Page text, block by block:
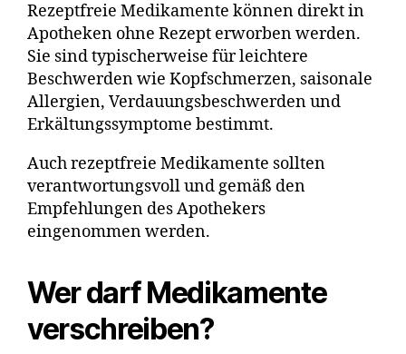
Rezeptfreie Medikamente können direkt in
Apotheken ohne Rezept erworben werden.
Sie sind typischerweise für leichtere
Beschwerden wie Kopfschmerzen, saisonale
Allergien, Verdauungsbeschwerden und
Erkältungssymptome bestimmt.
Auch rezeptfreie Medikamente sollten
verantwortungsvoll und gemäß den
Empfehlungen des Apothekers
eingenommen werden.
Wer darf Medikamente
verschreiben?